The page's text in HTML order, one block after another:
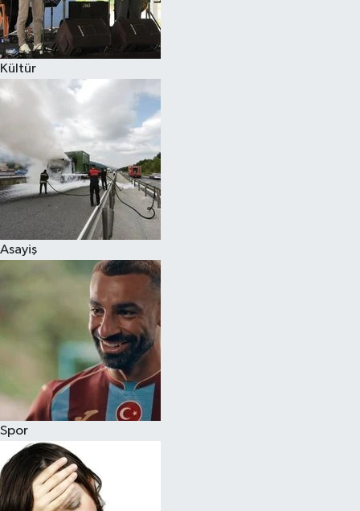
Kültür
Asayiş
Spor
Spor
Eğitim
Hava Durumu
Kadın
Kim kimdir?
Kültür Sanat
Sağlık
Siyaset
Teknoloji
Televizyon